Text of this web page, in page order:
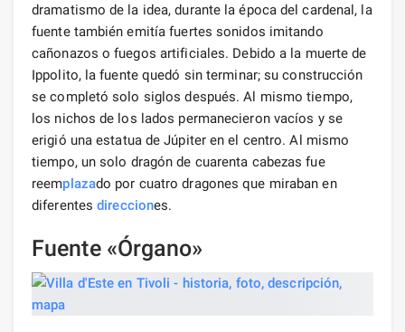
dramatismo de la idea, durante la época del cardenal, la
fuente también emitía fuertes sonidos imitando
cañonazos o fuegos artificiales. Debido a la muerte de
Ippolito, la fuente quedó sin terminar; su construcción
se completó solo siglos después. Al mismo tiempo,
los nichos de los lados permanecieron vacíos y se
erigió una estatua de Júpiter en el centro. Al mismo
tiempo, un solo dragón de cuarenta cabezas fue
reemplazado por cuatro dragones que miraban en
diferentesdirecciones.
Fuente «Órgano»